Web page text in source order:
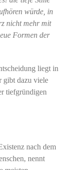
würde, in
nicht mehr mit
Formen der
liegt in
gibt dazu viele
tiefgründigen
nach dem
nennt